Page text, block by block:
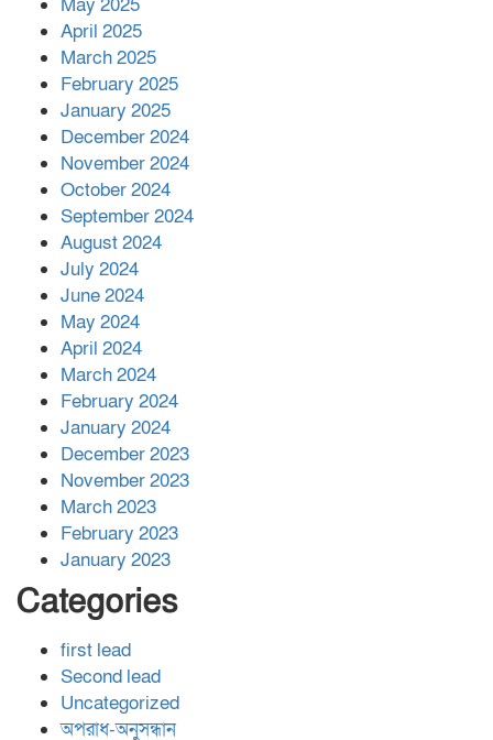
সহায়তা দিলেন সাচিং প্রু জেরী
April 2025
March 2025
February 2025
January 2025
December 2024
November 2024
October 2024
September 2024
August 2024
July 2024
June 2024
May 2024
April 2024
March 2024
February 2024
January 2024
December 2023
November 2023
March 2023
February 2023
January 2023
Categories
first lead
Second lead
Uncategorized
অপরাধ-অনুসন্ধান